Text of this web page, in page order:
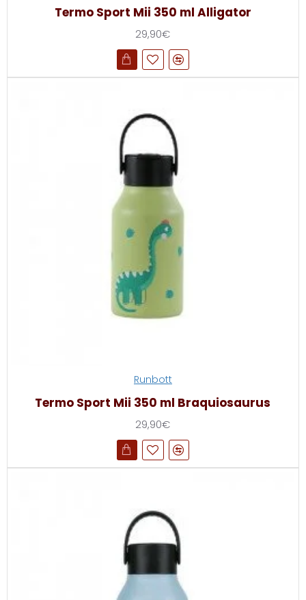
Termo Sport Mii 350 ml Alligator
29,90€
Runbott
Termo Sport Mii 350 ml Braquiosaurus
29,90€